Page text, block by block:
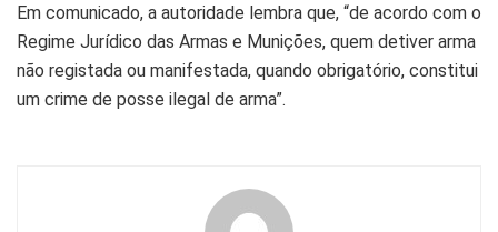
Em comunicado, a autoridade lembra que, “de acordo com o
Regime Jurídico das Armas e Munições, quem detiver arma
não registada ou manifestada, quando obrigatório, constitui
um crime de posse ilegal de arma”.